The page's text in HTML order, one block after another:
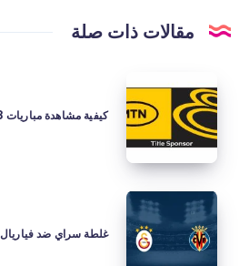
مقالات ذات صلة
مشاهدة
مباريات
MTN8
كيفية مشاهدة مباريات MTN8
غلطة
سراي
ضد
غلطة سراي ضد فياريال